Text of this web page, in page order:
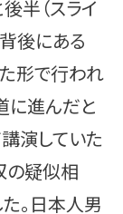
半（スライ
後にある
た形で行われ
に進んだと
演していた
の疑似相
。日本人男